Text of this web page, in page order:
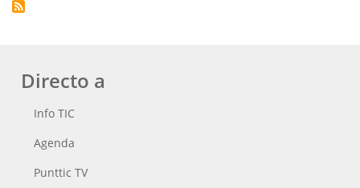
Directo a
Info TIC
Agenda
Punttic TV